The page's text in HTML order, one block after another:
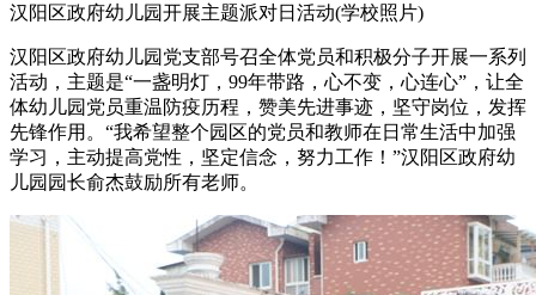
汉阳区政府幼儿园开展主题派对日活动(学校照片)
汉阳区政府幼儿园党支部号召全体党员和积极分子开展一系列
活动，主题是“一盏明灯，99年带路，心不变，心连心”，让全
体幼儿园党员重温防疫历程，赞美先进事迹，坚守岗位，发挥
先锋作用。“我希望整个园区的党员和教师在日常生活中加强
学习，主动提高党性，坚定信念，努力工作！”汉阳区政府幼
儿园园长俞杰鼓励所有老师。